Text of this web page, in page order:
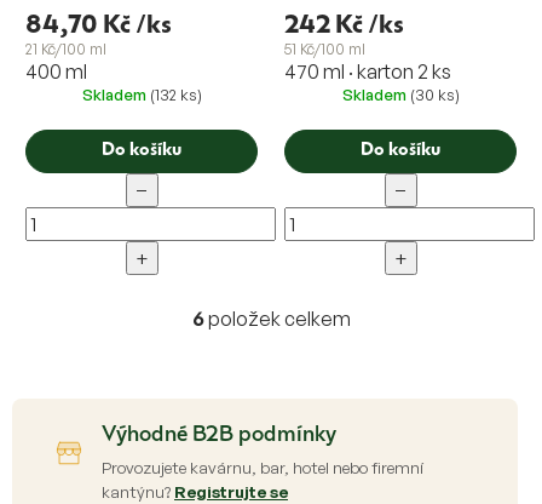
84,70 Kč /ks
21 Kč/100 ml
400 ml
Skladem (132 ks)
Do košíku
−
+
242 Kč /ks
51 Kč/100 ml
470 ml · karton 2 ks
Skladem (30 ks)
Do košíku
−
+
O
d
a
c
í
6položek celkem
Výhodné B2B podmínky
Provozujete kavárnu, bar, hotel nebo firemní
kantýnu? Registrujte se